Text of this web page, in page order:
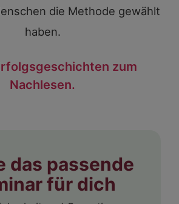
die Methode gewählt
haben.
zum
Nachlesen.
das passende
für dich